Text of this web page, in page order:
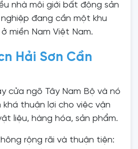
nhà môi giới bất động sản
đang cần một khu
miền Nam Việt Nam.
Hải Sơn Cần
cửa ngõ Tây Nam Bộ và nó
thuận lợi cho việc vận
liệu, hàng hóa, sản phẩm.
rộng rãi và thuận tiện: